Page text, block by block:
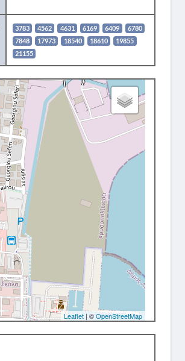
3783 4562 4631 6169 6409
6780
7848
17973 18540 18610
19855
21155
Leaflet| ©OpenStreetMap